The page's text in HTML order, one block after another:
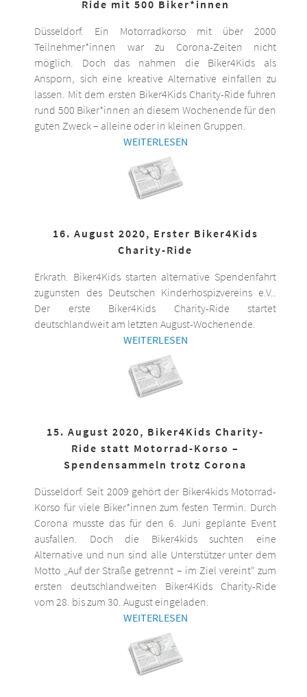
Ride mit 500 Biker*innen
Düsseldorf. Ein Motorradkorso mit über 2000
Teilnehmer*innen war zu Corona-Zeiten nicht
möglich. Doch das nahmen die Biker4Kids als
Ansporn, sich eine kreative Alternative einfallen zu
lassen. Mit dem ersten Biker4Kids Charity-Ride fuhren
rund 500 Biker*innen an diesem Wochenende für den
guten Zweck – alleine oder in kleinen Gruppen.
WEITERLESEN
16. August 2020, Erster Biker4Kids
Charity-Ride
Erkrath. Biker4Kids starten alternative Spendenfahrt
zugunsten des Deutschen Kinderhospizvereins e.V..
Der erste Biker4Kids Charity-Ride startet
deutschlandweit am letzten August-Wochenende.
WEITERLESEN
15. August 2020, Biker4Kids Charity-
Ride statt Motorrad-Korso –
Spendensammeln trotz Corona
Düsseldorf. Seit 2009 gehört der Biker4kids Motorrad-
Korso für viele Biker*innen zum festen Termin. Durch
Corona musste das für den 6. Juni geplante Event
ausfallen. Doch die Biker4kids suchten eine
Alternative und nun sind alle Unterstützer unter dem
Motto „Auf der Straße getrennt – im Ziel vereint“ zum
ersten deutschlandweiten Biker4Kids Charity-Ride
vom 28. bis zum 30. August eingeladen.
WEITERLESEN